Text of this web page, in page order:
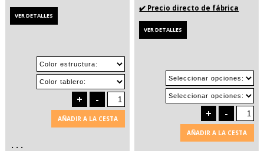
VER DETALLES
+ -
AÑADIR A LA CESTA
. . .
✔️ Precio directo de fábrica
VER DETALLES
+ -
AÑADIR A LA CESTA